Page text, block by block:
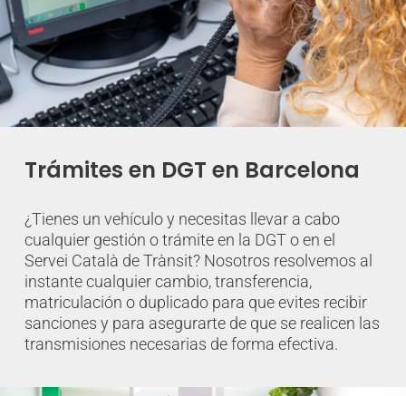
Trámites en DGT en Barcelona
¿Tienes un vehículo y necesitas llevar a cabo
cualquier gestión o trámite en la DGT o en el
Servei Català de Trànsit? Nosotros resolvemos al
instante cualquier cambio, transferencia,
matriculación o duplicado para que evites recibir
sanciones y para asegurarte de que se realicen las
transmisiones necesarias de forma efectiva.